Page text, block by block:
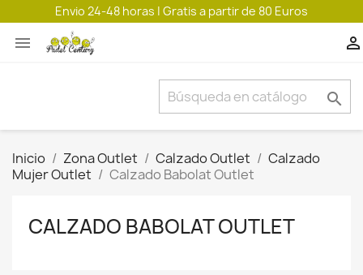
Envio 24-48 horas | Gratis a partir de 80 Euros
 

Inicio Zona Outlet Calzado Outlet
Calzado
Mujer Outlet
Calzado Babolat Outlet
CALZADO BABOLAT OUTLET